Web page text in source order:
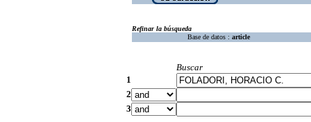
Refinar la búsqueda
Base de datos : article
Buscar
1
2
3